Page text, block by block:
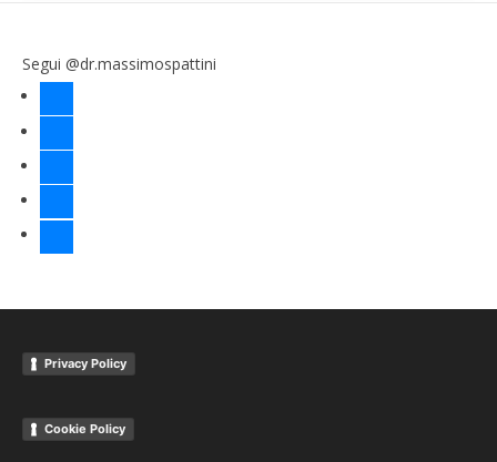
Segui @dr.massimospattini
Privacy Policy
Cookie Policy